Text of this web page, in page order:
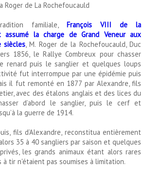
Roger de La Rochefoucauld
familiale, François VIII de la
assumé la charge de Grand Veneur aux
siècles, M. Roger de la Rochefoucauld, Duc
1856, le Rallye Combreux pour chasser
renard puis le sanglier et quelques loups
fut interrompue par une épidémie puis
il fut remonté en 1877 par Alexandre, fils
avec des étalons anglais et des lices du
d’abord le sanglier, puis le cerf et
la guerre de 1914.
fils d’Alexandre, reconstitua entièrement
35 à 40 sangliers par saison et quelques
les grands animaux étant alors rares
à tir n'étaient pas soumises à limitation.